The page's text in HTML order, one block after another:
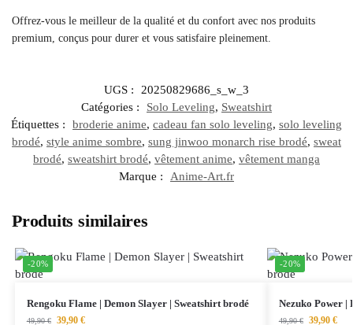
Offrez-vous le meilleur de la qualité et du confort avec nos produits
premium, conçus pour durer et vous satisfaire pleinement.
UGS :
20250829686_s_w_3
Catégories :
Solo Leveling, Sweatshirt
Étiquettes :
broderie anime, cadeau fan solo leveling, solo leveling
brodé, style anime sombre, sung jinwoo monarch rise brodé, sweat
brodé, sweatshirt brodé, vêtement anime, vêtement manga
Marque :
Anime-Art.fr
Produits similaires
-20%
Rengoku Flame | Demon Slayer | Sweatshirt brodé
49,90€ 39,90 €
-20%
Nezuko Power |
49,90€ 39,90 €